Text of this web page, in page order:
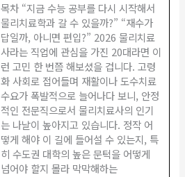
목차 “지금 수능 공부를 다시 시작해서
물리치료학과 갈 수 있을까?” “재수가
답일까, 아니면 편입?” 2026 물리치료
사라는 직업에 관심을 가진 20대라면 이
런 고민 한 번쯤 해보셨을 겁니다. 고령
화 사회로 접어들며 재활이나 도수치료
수요가 폭발적으로 늘어나다 보니, 안정
적인 전문직으로서 물리치료사의 인기
는 나날이 높아지고 있습니다. 정작 어
떻게 해야 이 길에 들어설 수 있는지, 특
히 수도권 대학의 높은 문턱을 어떻게
넘어야 할지 몰라 막막해하는